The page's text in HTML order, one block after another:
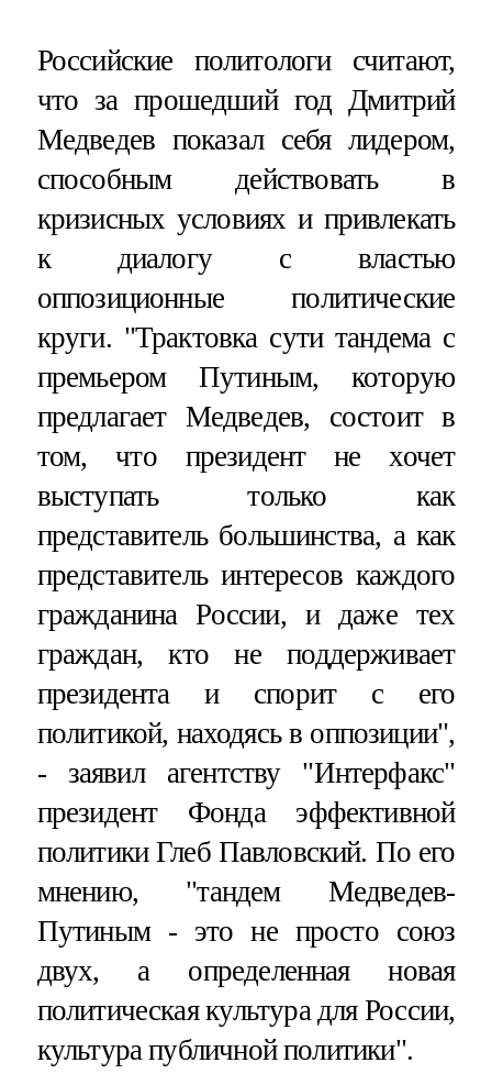
Российские политологи считают,
что за прошедший год Дмитрий
Медведев показал себя лидером,
способным действовать в
кризисных условиях и привлекать
к диалогу с властью
оппозиционные политические
круги. "Трактовка сути тандема с
премьером Путиным, которую
предлагает Медведев, состоит в
том, что президент не хочет
выступать только как
представитель большинства, а как
представитель интересов каждого
гражданина России, и даже тех
граждан, кто не поддерживает
президента и спорит с его
политикой, находясь в оппозиции",
- заявил агентству "Интерфакс"
президент Фонда эффективной
политики Глеб Павловский. По его
мнению, "тандем Медведев-
Путиным - это не просто союз
двух, а определенная новая
политическая культура для России,
культура публичной политики".